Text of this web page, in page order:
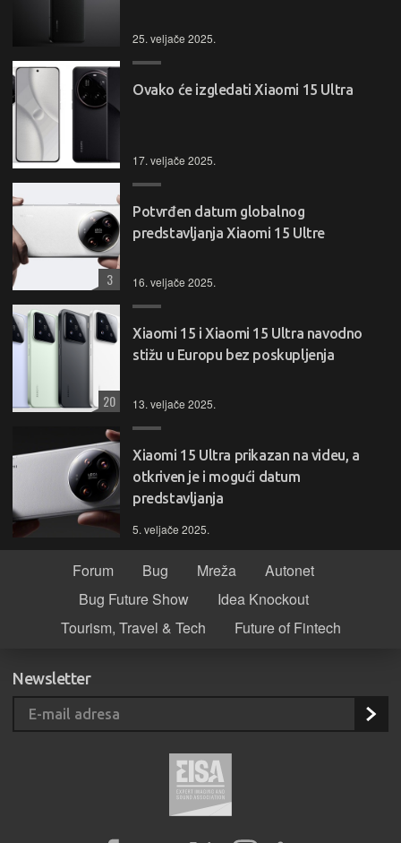
25. veljače 2025.
Ovako će izgledati Xiaomi 15 Ultra
17. veljače 2025.
Potvrđen datum globalnog
predstavljanja Xiaomi 15 Ultre
16. veljače 2025.
3
Xiaomi 15 i Xiaomi 15 Ultra navodno
stižu u Europu bez poskupljenja
13. veljače 2025.
20
Xiaomi 15 Ultra prikazan na videu, a
otkriven je i mogući datum
predstavljanja
5. veljače 2025.
Forum Bug Mreža
Autonet
Bug Future Show
Idea Knockout
Tourism, Travel & Tech
Future of Fintech
Newsletter